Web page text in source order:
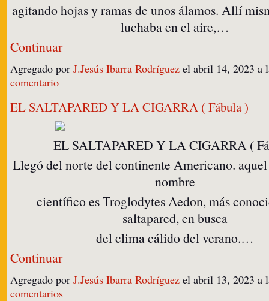
agitando hojas y ramas de unos álamos. Allí
luchaba en el aire,…
Continuar
Agregado por J.Jesús Ibarra Rodríguez el abril 14, 2023
comentario
EL SALTAPARED Y LA CIGARRA ( Fábula )
EL SALTAPARED Y LA CIGARRA (
Llegó del norte del continente Americano.
nombre
científico es Troglodytes Aedon, más
saltapared, en busca
del clima cálido del verano.…
Continuar
Agregado por J.Jesús Ibarra Rodríguez el abril 13, 2023
comentarios